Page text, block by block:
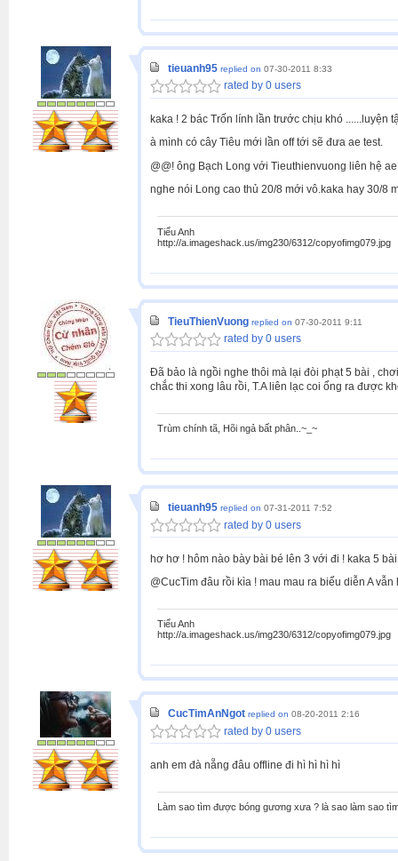
tieuanh95 replied on 07-30-2011 8:33
rated by 0 users
kaka ! 2 bác Trốn lính lần trước chịu khó ......luyện
à mình có cây Tiêu mới lần off tới sẽ đưa ae test.
@@! ông Bạch Long với Tieuthienvuong liên hệ
nghe nói Long cao thủ 20/8 mới vô.kaka hay 30/8
Tiểu Anh
http://a.imageshack.us/img230/6312/copyofimg079.jpg
TieuThienVuong replied on 07-30-2011 9:11
rated by 0 users
Đã bảo là ngồi nghe thôi mà lại đòi phạt 5 bài ,
chắc thi xong lâu rồi, T.A liên lạc coi ổng ra được
Trùm chính tã, Hõi ngả bất phân..~_~
tieuanh95 replied on 07-31-2011 7:52
rated by 0 users
hơ hơ ! hôm nào bày bài bé lên 3 với đi ! kaka 5 bài
@CucTim đâu rồi kìa ! mau mau ra biểu diễn A
Tiểu Anh
http://a.imageshack.us/img230/6312/copyofimg079.jpg
CucTimAnNgot replied on 08-20-2011 2:16
rated by 0 users
anh em đà nẵng đâu offline đi hì hì hì hì
Làm sao tìm được bóng gương xưa ? là sao làm sao